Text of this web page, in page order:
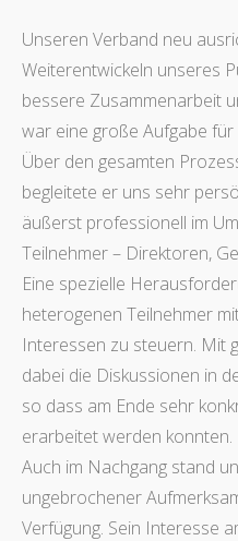
Unseren Verband neu
Weiterentwickeln unseres
bessere Zusammenarbeit
war eine große Aufgabe
Über den gesamten
begleitete er uns sehr
äußerst professionell im
Teilnehmer – Direktoren,
Eine spezielle
heterogenen Teilnehmer
Interessen zu steuern. Mit
dabei die Diskussionen in
so dass am Ende sehr
erarbeitet werden konnten.
Auch im Nachgang stand
ungebrochener
Verfügung. Sein Interesse